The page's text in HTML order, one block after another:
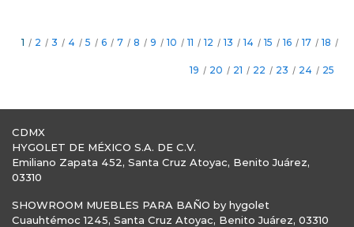
1 / 2 / 3 / 4 / 5 / 6 / 7 / 8 / 9 / 10 / 11 / 12 / 13 / 14 / 15 / 16 / 17 / 18 /
19 / 20 / 21 / 22 / 23 / 24 / 25
CDMX
HYGOLET DE MÉXICO S.A. DE C.V.
Emiliano Zapata 452, Santa Cruz Atoyac, Benito Juárez,
03310
SHOWROOM MUEBLES PARA BAÑO by hygolet
Cuauhtémoc 1245, Santa Cruz Atoyac, Benito Juárez, 03310